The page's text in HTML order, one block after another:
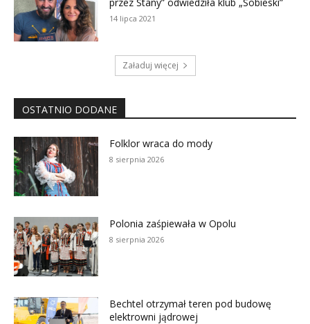
14 lipca 2021
Załaduj więcej
OSTATNIO DODANE
Folklor wraca do mody
8 sierpnia 2026
Polonia zaśpiewała w Opolu
8 sierpnia 2026
Bechtel otrzymał teren pod budowę
elektrowni jądrowej